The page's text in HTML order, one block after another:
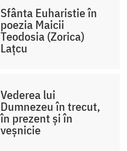
Sfânta Euharistie în
poezia Maicii
Teodosia (Zorica)
Lațcu
Vederea lui
Dumnezeu în trecut,
în prezent și în
veșnicie